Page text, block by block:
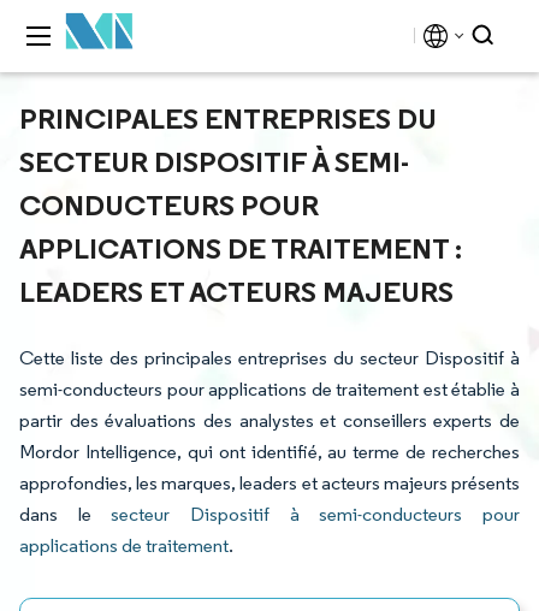
PRINCIPALES ENTREPRISES DU
SECTEUR DISPOSITIF À SEMI-
CONDUCTEURS POUR
APPLICATIONS DE TRAITEMENT :
LEADERS ET ACTEURS MAJEURS
Cette liste des principales entreprises du secteur Dispositif à
semi-conducteurs pour applications de traitement est établie à
partir des évaluations des analystes et conseillers experts de
Mordor Intelligence, qui ont identifié, au terme de recherches
approfondies, les marques, leaders et acteurs majeurs présents
dans lesecteur Dispositif à semi-conducteurs pour
applications de traitement.